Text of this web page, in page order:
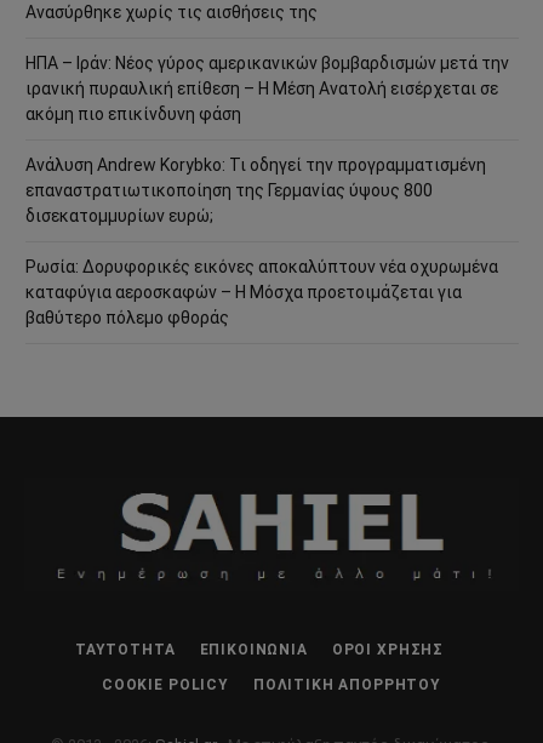
Ανασύρθηκε χωρίς τις αισθήσεις της
ΗΠΑ – Ιράν: Νέος γύρος αμερικανικών βομβαρδισμών μετά την
ιρανική πυραυλική επίθεση – Η Μέση Ανατολή εισέρχεται σε
ακόμη πιο επικίνδυνη φάση
Ανάλυση Andrew Korybko: Τι οδηγεί την προγραμματισμένη
επαναστρατιωτικοποίηση της Γερμανίας ύψους 800
δισεκατομμυρίων ευρώ;
Ρωσία: Δορυφορικές εικόνες αποκαλύπτουν νέα οχυρωμένα
καταφύγια αεροσκαφών – Η Μόσχα προετοιμάζεται για
βαθύτερο πόλεμο φθοράς
ΤΑΥΤΌΤΗΤΑ ΕΠΙΚΟΙΝΩΝΊΑ ΌΡΟΙ ΧΡΉΣΗΣ
COOKIE POLICY ΠΟΛΙΤΙΚΉ ΑΠΟΡΡΉΤΟΥ